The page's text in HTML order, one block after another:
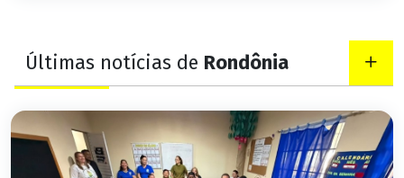
Últimas notícias de Rondônia